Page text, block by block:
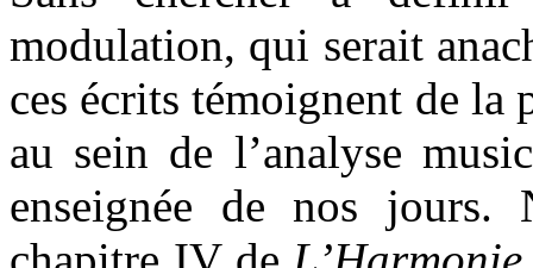
modulation, qui serait
ces écrits témoignent de
au sein de l’analyse
enseignée de nos jours.